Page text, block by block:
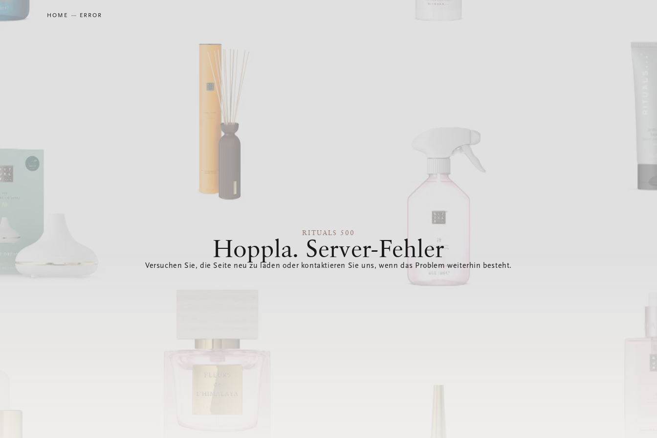
HOME ERROR
RITUALS 500
Hoppla. Server-Fehler
Versuchen Sie, die Seite neu zu laden oder kontaktieren Sie uns, wenn das Problem weiterhin besteht.